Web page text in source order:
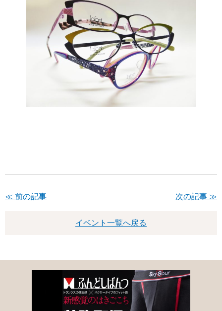
≪ 前の記事 次の記事 ≫
イベント一覧へ戻る